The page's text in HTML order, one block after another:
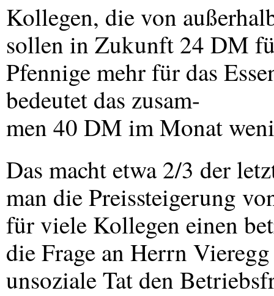
Kollegen, die von
sollen in Zukunft 24 DM
Pfennige mehr für das
bedeutet das zusam-
men 40 DM im Monat
Das macht etwa 2/3 der
man die Preissteigerung
für viele Kollegen einen
die Frage an Herrn
unsoziale Tat den